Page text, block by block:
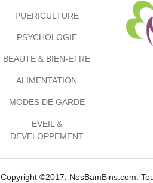
PUERICULTURE
PSYCHOLOGIE
BEAUTE & BIEN-ETRE
ALIMENTATION
MODES DE GARDE
EVEIL &
DEVELOPPEMENT
Copyright ©2017, NosBamBins.com.